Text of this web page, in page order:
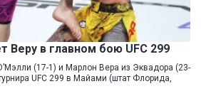
Веру в главном бою UFC 299
(17-1) и Марлон Вера из Эквадора (23-
UFC 299 в Майами (штат Флорида,